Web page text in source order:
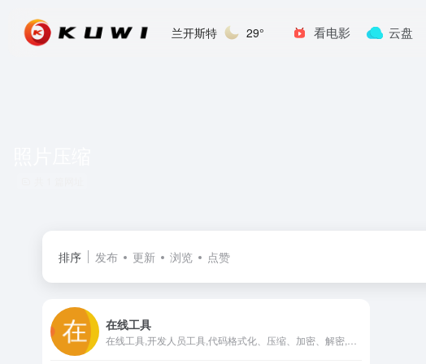
兰开斯特 29° 看电影 云盘
排序 发布 更新 浏览 点赞
在线工具